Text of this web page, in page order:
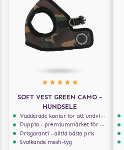
SOFT VEST GREEN CAMO -
HUNDSELE
Vadderade kanter för att undvika skav
Puppia - premiummärket för hundselar
Prisgaranti - alltid bästa pris
Svalkande mesh-tyg